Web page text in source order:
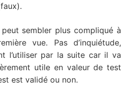
sembler plus compliqué à
vue. Pas d’inquiétude,
l’utiliser par la suite car il va
utile en valeur de test
est validé ou non.